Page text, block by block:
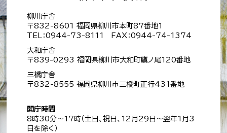
柳川庁舎
〒832-8601 福岡県柳川市本町87番地1
TEL：0944-73-8111 FAX：0944-74-1374
大和庁舎
〒839-0293 福岡県柳川市大和町鷹ノ尾120番地
三橋庁舎
〒832-8555 福岡県柳川市三橋町正行431番地
開庁時間
8時30分～17時（土日、祝日、12月29日～翌年1月3
日を除く）